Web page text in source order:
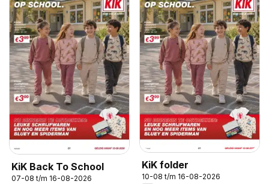
KiK Back To School
07-08 t/m 16-08-2026
KiK folder
10-08 t/m 16-08-2026